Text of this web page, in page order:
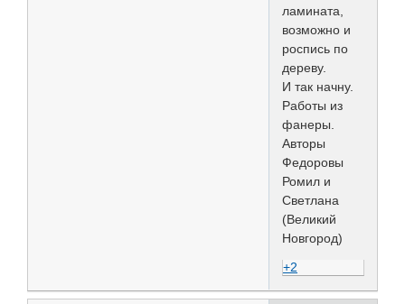
ламината,
возможно и
роспись по
дереву.
И так начну.
Работы из
фанеры.
Авторы
Федоровы
Ромил и
Светлана
(Великий
Новгород)
+2